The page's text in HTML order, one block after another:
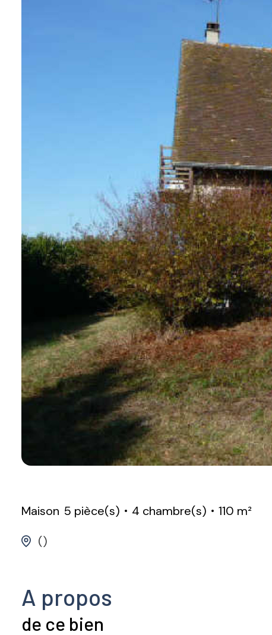
Maison 5 pièce(s) 4 chambre(s)
110 m²
()
A propos
de ce bien